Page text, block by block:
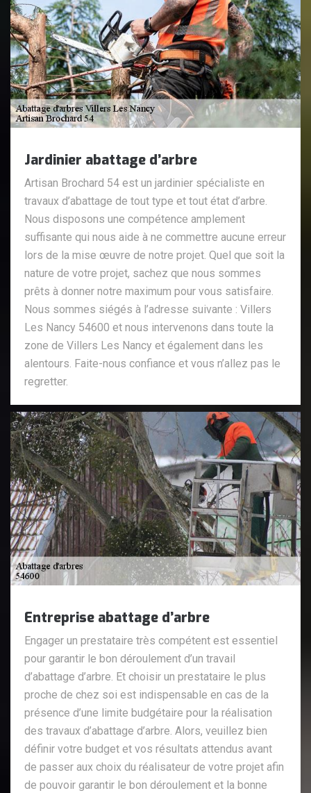
Jardinier abattage d’arbre
Artisan Brochard 54 est un jardinier spécialiste en
travaux d’abattage de tout type et tout état d’arbre.
Nous disposons une compétence amplement
suffisante qui nous aide à ne commettre aucune erreur
lors de la mise œuvre de notre projet. Quel que soit la
nature de votre projet, sachez que nous sommes
prêts à donner notre maximum pour vous satisfaire.
Nous sommes siégés à l’adresse suivante : Villers
Les Nancy 54600 et nous intervenons dans toute la
zone de Villers Les Nancy et également dans les
alentours. Faite-nous confiance et vous n’allez pas le
regretter.
Entreprise abattage d’arbre
Engager un prestataire très compétent est essentiel
pour garantir le bon déroulement d’un travail
d’abattage d’arbre. Et choisir un prestataire le plus
proche de chez soi est indispensable en cas de la
présence d’une limite budgétaire pour la réalisation
des travaux d’abattage d’arbre. Alors, veuillez bien
définir votre budget et vos résultats attendus avant
de passer aux choix du réalisateur de votre projet afin
de pouvoir garantir le bon déroulement et la bonne